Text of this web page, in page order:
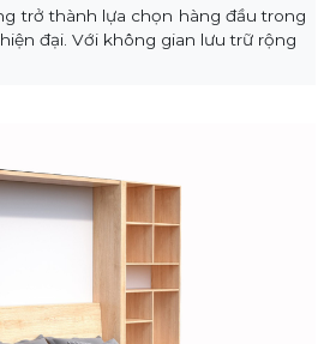
trở thành lựa chọn hàng đầu trong
đại. Với không gian lưu trữ rộng